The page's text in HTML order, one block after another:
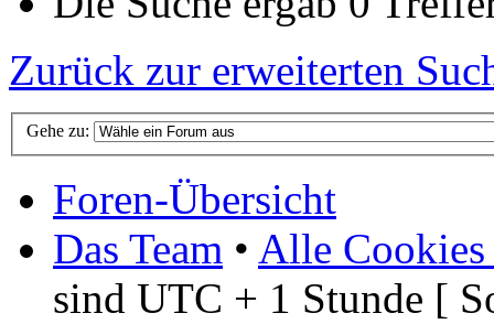
Zurück zur erweiterten
Gehe zu:
Foren-Übersicht
Das Team • Alle Cookies
sind UTC + 1 Stunde [